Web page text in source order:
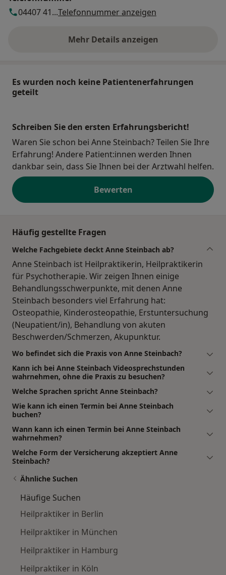
04407 41...Telefonnummer anzeigen
Mehr Details anzeigen
über die Adresse
Es wurden noch keine Patientenerfahrungen
geteilt
Schreiben Sie den ersten Erfahrungsbericht!
Waren Sie schon bei Anne Steinbach? Teilen Sie Ihre
Erfahrung! Andere Patient:innen werden Ihnen
dankbar sein, dass Sie Ihnen bei der Arztwahl helfen.
Bewerten
Häufig gestellte Fragen
Welche Fachgebiete deckt Anne Steinbach ab?
Anne Steinbach ist Heilpraktikerin, Heilpraktikerin
für Psychotherapie. Wir zeigen Ihnen einige
Behandlungsschwerpunkte, mit denen Anne
Steinbach besonders viel Erfahrung hat:
Osteopathie, Kinderosteopathie, Erstuntersuchung
(Neupatient/in), Behandlung von akuten
Beschwerden/Schmerzen, Akupunktur.
Wo befindet sich die Praxis von Anne Steinbach?
Kann ich bei Anne Steinbach Videosprechstunden
wahrnehmen, ohne die Praxis zu besuchen?
Welche Sprachen spricht Anne Steinbach?
Wie kann ich einen Termin bei Anne Steinbach
buchen?
Wann kann ich einen Termin bei Anne Steinbach
wahrnehmen?
Welche Form der Versicherung akzeptiert Anne
Steinbach?
Ähnliche Suchen
Häufige Suchen
Heilpraktiker in Berlin
Heilpraktiker in München
Heilpraktiker in Hamburg
Heilpraktiker in Köln